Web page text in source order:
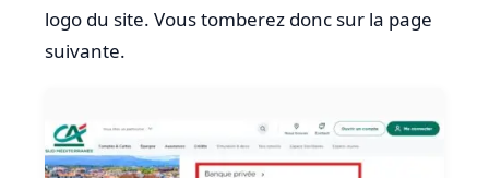
logo du site. Vous tomberez donc sur la page
suivante.